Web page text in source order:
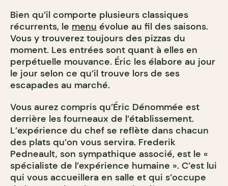
Bien qu’il comporte plusieurs classiques
récurrents, le menu évolue au fil des saisons.
Vous y trouverez toujours des pizzas du
moment. Les entrées sont quant à elles en
perpétuelle mouvance. Éric les élabore au jour
le jour selon ce qu’il trouve lors de ses
escapades au marché.
Vous aurez compris qu’Éric Dénommée est
derrière les fourneaux de l’établissement.
L’expérience du chef se reflète dans chacun
des plats qu’on vous servira. Frederik
Pedneault, son sympathique associé, est le «
spécialiste de l’expérience humaine ». C’est lui
qui vous accueillera en salle et qui s’occupe